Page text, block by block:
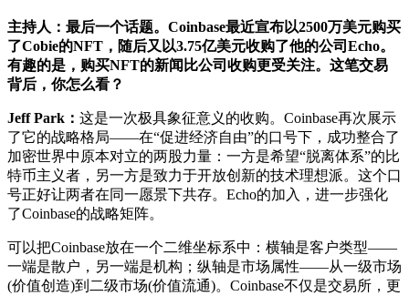
主持人：最后一个话题。Coinbase最近宣布以2500万美元购买
了Cobie的NFT，随后又以3.75亿美元收购了他的公司Echo。
有趣的是，购买NFT的新闻比公司收购更受关注。这笔交易
背后，你怎么看？
Jeff Park： 这是一次极具象征意义的收购。Coinbase再次展示
了它的战略格局——在“促进经济自由”的口号下，成功整合了
加密世界中原本对立的两股力量：一方是希望“脱离体系”的比
特币主义者，另一方是致力于开放创新的技术理想派。这个口
号正好让两者在同一愿景下共存。Echo的加入，进一步强化
了Coinbase的战略矩阵。
可以把Coinbase放在一个二维坐标系中：横轴是客户类型——
一端是散户，另一端是机构；纵轴是市场属性——从一级市场
(价值创造)到二级市场(价值流通)。Coinbase不仅是交易所，更